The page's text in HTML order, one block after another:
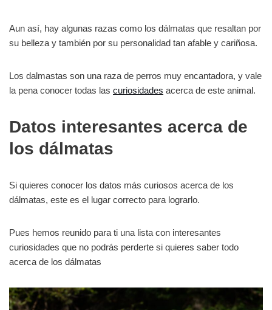
Aun así, hay algunas razas como los dálmatas que resaltan por
su belleza y también por su personalidad tan afable y cariñosa.
Los dalmastas son una raza de perros muy encantadora, y vale
la pena conocer todas las curiosidades acerca de este animal.
Datos interesantes acerca de
los dálmatas
Si quieres conocer los datos más curiosos acerca de los
dálmatas, este es el lugar correcto para lograrlo.
Pues hemos reunido para ti una lista con interesantes
curiosidades que no podrás perderte si quieres saber todo
acerca de los dálmatas